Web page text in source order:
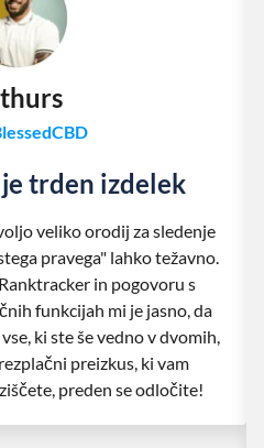
trden izdelek
veliko orodij za sledenje
pravega" lahko težavno.
in pogovoru s
funkcijah mi je jasno, da
ki ste še vedno v dvomih,
preizkus, ki vam
preden se odločite!